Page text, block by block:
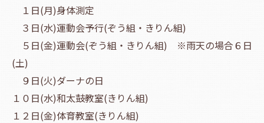
１日(月)身体測定
３日(水)運動会予行(ぞう組・きりん組)
５日(金)運動会(ぞう組・きりん組) ※雨天の場合６日
(土)
９日(火)ダーナの日
１０日(水)和太鼓教室(きりん組)
１２日(金)体育教室(きりん組)